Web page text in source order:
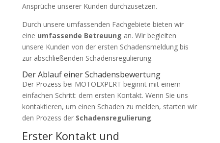
Ansprüche unserer Kunden durchzusetzen.
Durch unsere umfassenden Fachgebiete bieten wir
eine umfassende Betreuung an. Wir begleiten
unsere Kunden von der ersten Schadensmeldung bis
zur abschließenden Schadensregulierung.
Der Ablauf einer Schadensbewertung
Der Prozess bei MOTOEXPERT beginnt mit einem
einfachen Schritt: dem ersten Kontakt. Wenn Sie uns
kontaktieren, um einen Schaden zu melden, starten wir
den Prozess der Schadensregulierung.
Erster Kontakt und